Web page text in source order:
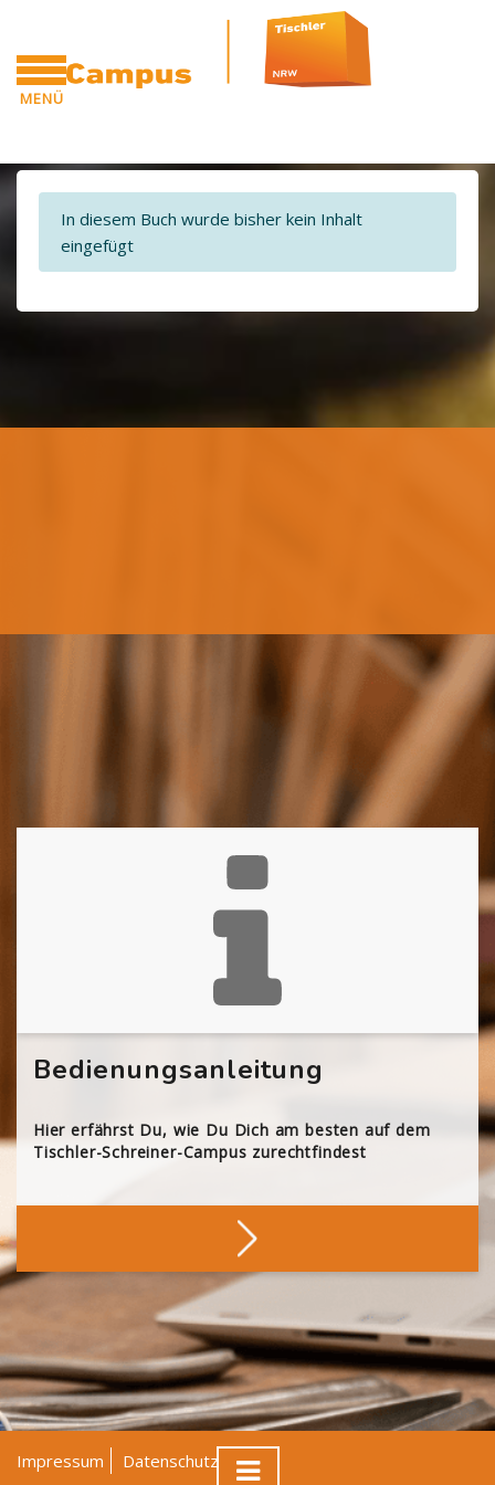
MENÜ
Zum Hauptinhalt
Blöcke
Blöcke
In diesem Buch wurde bisher kein Inhalt
eingefügt
Bedienungsanleitung
Hier erfährst Du, wie Du Dich am besten auf dem
Tischler-Schreiner-Campus zurechtfindest
Impressum Datenschutz AGB